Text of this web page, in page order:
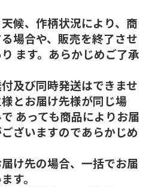
候、作柄状況により、商
場合や、販売を終了させ
ます。あらかじめご了承
及び同時発送はできませ
とお届け先様が同じ場
あっても商品によりお届
ざいますのであらかじめ
け先の場合、一括でお届
す。